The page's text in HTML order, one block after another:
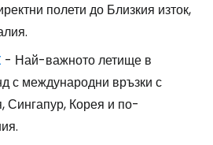
полети до Близкия изток,
- Най-важното летище в
с международни връзки с
Сингапур, Корея и по-